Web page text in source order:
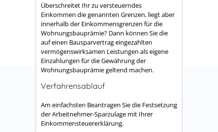
Überschreitet Ihr zu versteuerndes
Einkommen die genannten Grenzen, liegt aber
innerhalb der Einkommensgrenzen für die
Wohnungsbauprämie? Dann können Sie die
auf einen Bausparvertrag eingezahlten
vermögenswirksamen Leistungen als eigene
Einzahlungen für die Gewährung der
Wohnungsbauprämie geltend machen.
Verfahrensablauf
Am einfachsten Beantragen Sie die Festsetzung
der Arbeitnehmer-Sparzulage mit Ihrer
Einkommensteuererklärung.